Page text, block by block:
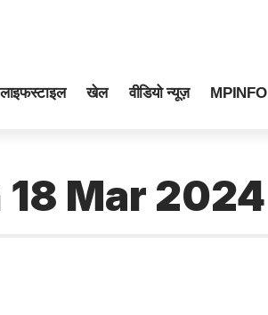
लाइफस्टाइल खेल वीडियो न्यूज़ MPINFO
Mar 2024